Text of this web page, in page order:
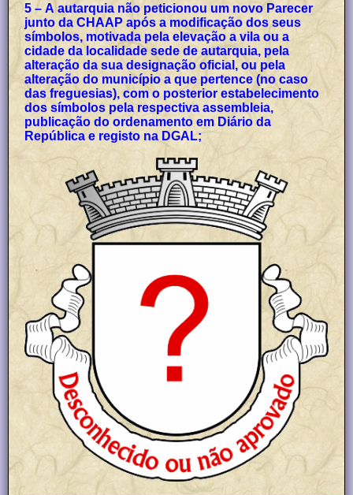
5 – A autarquia não peticionou um novo Parecer
junto da CHAAP após a modificação dos seus
símbolos, motivada pela elevação a vila ou a
cidade da localidade sede de autarquia, pela
alteração da sua designação oficial, ou pela
alteração do município a que pertence (no caso
das freguesias), com o posterior estabelecimento
dos símbolos pela respectiva assembleia,
publicação do ordenamento em Diário da
República e registo na DGAL;